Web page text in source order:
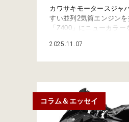
カワサキモータースジャ
すい並列2気筒エンジン
「Z400」にニューカラー
外部リンク:カワサキモー
2025.11.07
コラム＆エッセイ